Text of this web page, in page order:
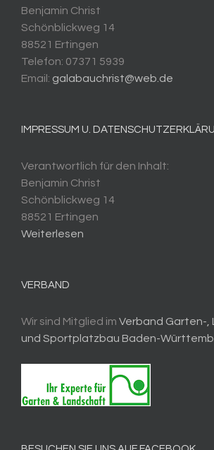
Benjamin Christ
Schönblickweg 14
88521 Ertingen
Telefon: 07371 5939
Email: galabauchrist@web.de
IMPRESSUM U.
Verantwortlich für den Inhalt:
Benjamin Christ
Schönblickweg 14
88521 Ertingen
Weiterlesen
VERBAND
Wir sind Mitglied im Verband Garten-,
und Sportplatzbau Baden-